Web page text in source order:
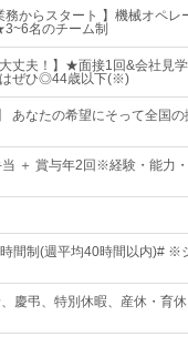
務からスタート 】機械オペ
名のチーム制
丈夫！】★面接1回&会社見
はぜひ◎44歳以下(※)
あなたの希望にそって全国
＋ 賞与年2回※経験・能力
間制(週平均40時間以内)# ※
慶弔、特別休暇、産休・育